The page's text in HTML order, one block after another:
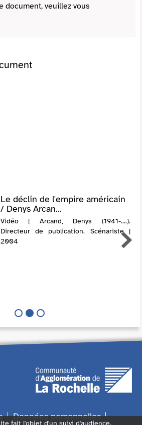
document, veuillez vous
Le déclin de l'empire américain
/ Denys Arcan...
Vidéo | Arcand, Denys (1941-....).
Directeur de publication. Scénariste |
2004
Données personnelles
fait l'objet d'un suivi d'audience.